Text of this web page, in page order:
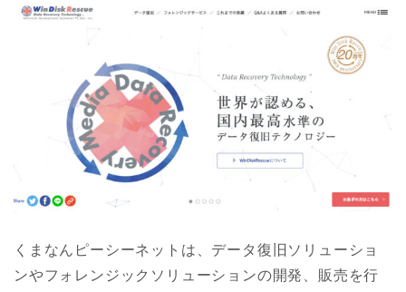
くまなんピーシーネットは、データ復旧ソリューショ
ンやフォレンジックソリューションの開発、販売を行